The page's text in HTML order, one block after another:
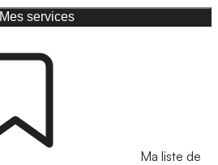
Mes services
Ma liste de